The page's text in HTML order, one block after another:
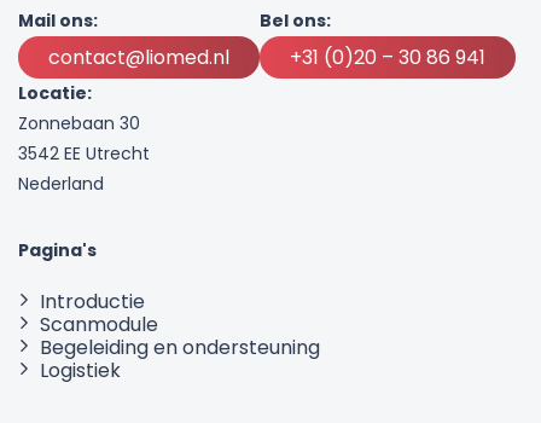
Mail ons:
contact@liomed.nl
Bel ons:
+31 (0)20 – 30 86 941
Locatie:
Zonnebaan 30
3542 EE Utrecht
Nederland
Pagina's
Introductie
Scanmodule
Begeleiding en ondersteuning
Logistiek